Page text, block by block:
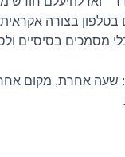
בצורה אקראית
מסמכים בסיסיים
שעה אחרת, מקום